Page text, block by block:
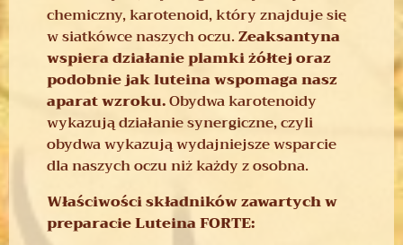
chemiczny, karotenoid, który znajduje się
w siatkówce naszych oczu.Zeaksantyna
wspiera działanie plamki żółtej oraz
podobnie jak luteina wspomaga nasz
aparat wzroku.Obydwa karotenoidy
wykazują działanie synergiczne, czyli
obydwa wykazują wydajniejsze wsparcie
dla naszych oczu niż każdy z osobna.
Właściwości składników zawartych w
preparacie Luteina FORTE: